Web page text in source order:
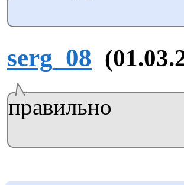
serg_08
правильно